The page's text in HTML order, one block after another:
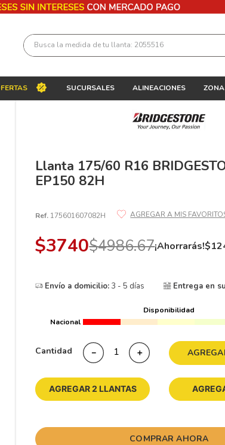
Busca la medida de tu llanta: 2055516
SUCURSALES ALINEACIONES ZONA
Llanta 175/60 R16
EP150 82H
Ref. 175601607082H
$3740$4986.67¡Ahorrarás!$
Envío a domicilio:3 - 5 días Entrega en
Disponibilidad
Nacional
Cantidad ＋
－
AGREGAR 2 LLANTAS
COMPRAR AHORA
más buscados
195 65 15